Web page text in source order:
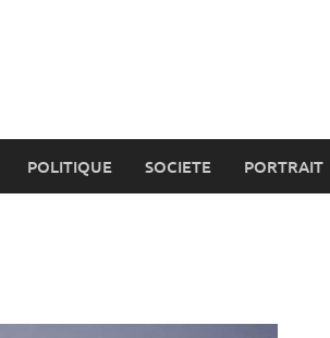
POLITIQUE SOCIETE PORTRAIT